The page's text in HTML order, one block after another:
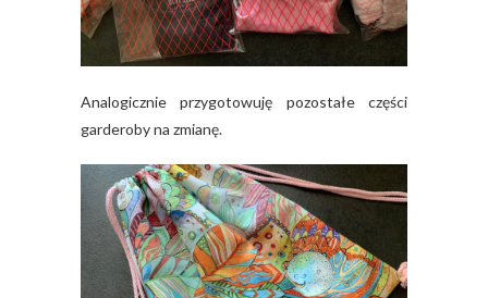
Analogicznie przygotowuję pozostałe części
garderoby na zmianę.